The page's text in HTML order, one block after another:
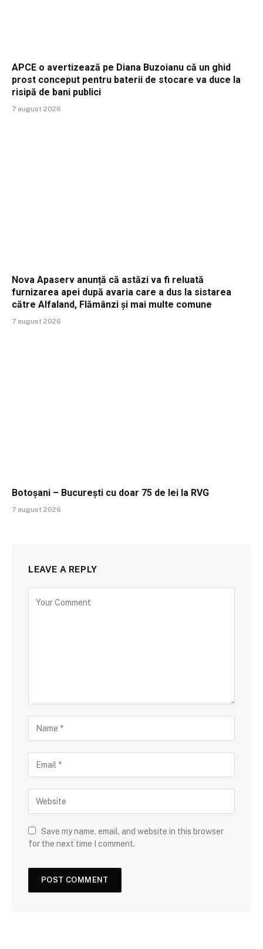
APCE o avertizează pe Diana Buzoianu că un ghid
prost conceput pentru baterii de stocare va duce la
risipă de bani publici
7 august 2026
Nova Apaserv anunță că astăzi va fi reluată
furnizarea apei după avaria care a dus la sistarea
către Alfaland, Flămânzi și mai multe comune
7 august 2026
Botoșani – București cu doar 75 de lei la RVG
7 august 2026
LEAVE A REPLY
Save my name, email, and website in this browser
for the next time I comment.